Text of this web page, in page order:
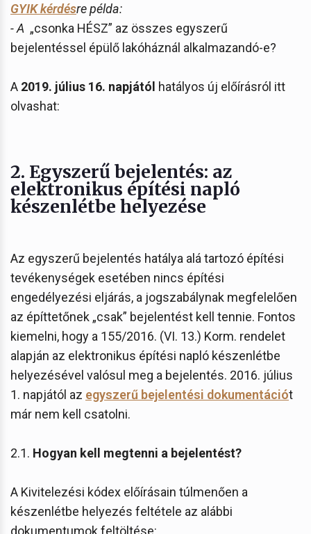
GYIK kérdésre példa:
- A „csonka HÉSZ” az összes egyszerű
bejelentéssel épülő lakóháznál alkalmazandó-e?
A 2019. július 16. napjától hatályos új előírásról itt
olvashat:
2. Egyszerű bejelentés: az
elektronikus építési napló
készenlétbe helyezése
Az egyszerű bejelentés hatálya alá tartozó építési
tevékenységek esetében nincs építési
engedélyezési eljárás, a jogszabálynak megfelelően
az építtetőnek „csak” bejelentést kell tennie. Fontos
kiemelni, hogy a 155/2016. (VI. 13.) Korm. rendelet
alapján az elektronikus építési napló készenlétbe
helyezésével valósul meg a bejelentés. 2016. július
1. napjától az egyszerű bejelentési dokumentációt
már nem kell csatolni.
2.1. Hogyan kell megtenni a bejelentést?
A Kivitelezési kódex előírásain túlmenően a
készenlétbe helyezés feltétele az alábbi
dokumentumok feltöltése: